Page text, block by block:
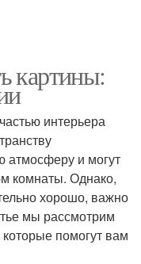
картины:
интерьера
атмосферу и могут
комнаты. Однако,
хорошо, важно
мы рассмотрим
помогут вам